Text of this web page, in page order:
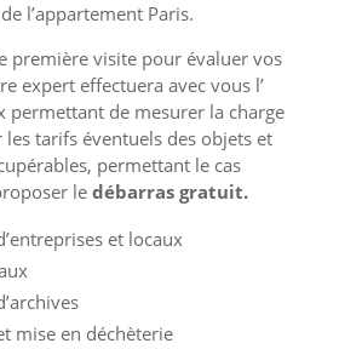
l’appartement Paris.
première visite pour évaluer vos
expert effectuera avec vous l’
permettant de mesurer la charge
tarifs éventuels des objets et
permettant le cas
le débarras gratuit.
et locaux
mise en déchèterie